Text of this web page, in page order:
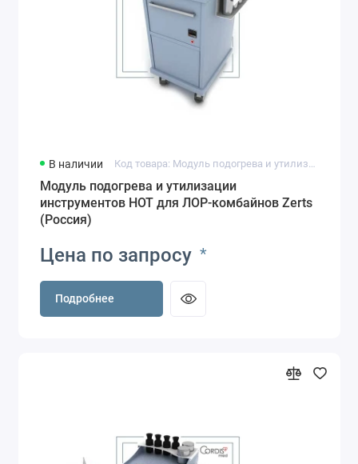
В наличии Код товара: Модуль подогрева и утилизации инструментов HOT для ЛОР-комбайнов
Модуль подогрева и утилизации
инструментов HOT для ЛОР-комбайнов Zerts
(Россия)
Цена по запросу *
Подробнее